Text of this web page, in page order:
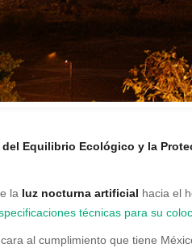
del Equilibrio Ecológico y la
la luz nocturna artificial hacia el
técnicas para su
al cumplimiento que tiene